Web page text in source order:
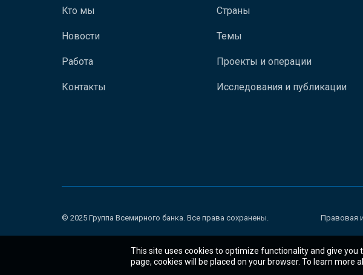
Кто мы
Новости
Работа
Контакты
Страны
Темы
Проекты и операции
Исследования и публикации
© 2025 Группа Всемирного банка. Все права сохранены. Правовая
This site uses cookies to optimize functionality and give
page, cookies will be placed on your browser. To learn more